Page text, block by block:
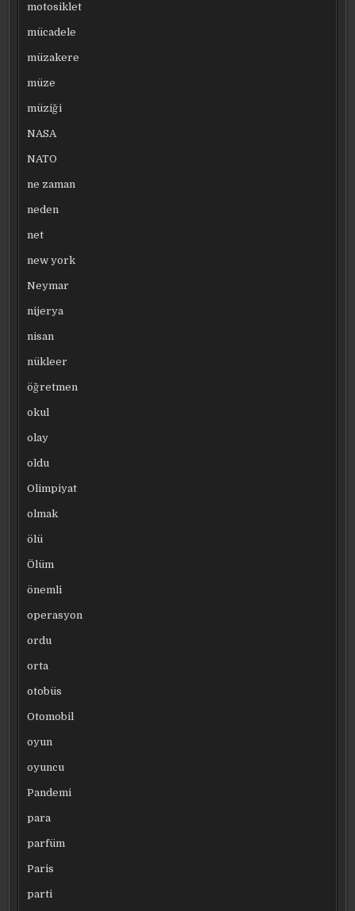
motosiklet
mücadele
müzakere
müze
müziği
NASA
NATO
ne zaman
neden
net
new york
Neymar
nijerya
nisan
nükleer
öğretmen
okul
olay
oldu
Olimpiyat
olmak
ölü
Ölüm
önemli
operasyon
ordu
orta
otobüs
Otomobil
oyun
oyuncu
Pandemi
para
parfüm
Paris
parti